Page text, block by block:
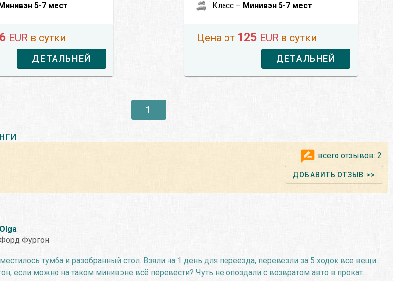
5-7 мест
EUR в сутки
ДЕТАЛЬНЕЙ
Класс – Минивэн 5-7 мест
Цена от 125 EUR в сутки
ДЕТАЛЬНЕЙ
1
всего отзывов: 2
ДОБАВИТЬ ОТЗЫВ >>
Olga
Форд Фургон
тумба и разобранный стол. Взяли на 1 день для переезда, перевезли за 5 ходок все вещи...
если можно на таком минивэне всё перевести? Чуть не опоздали с возвратом авто в прокат...